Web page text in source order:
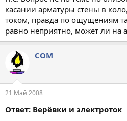
касании арматуры стены в
током, правда по ощущениям
равно неприятно, может ли на
COM
21 Май 2008
Ответ: Верёвки и электроток